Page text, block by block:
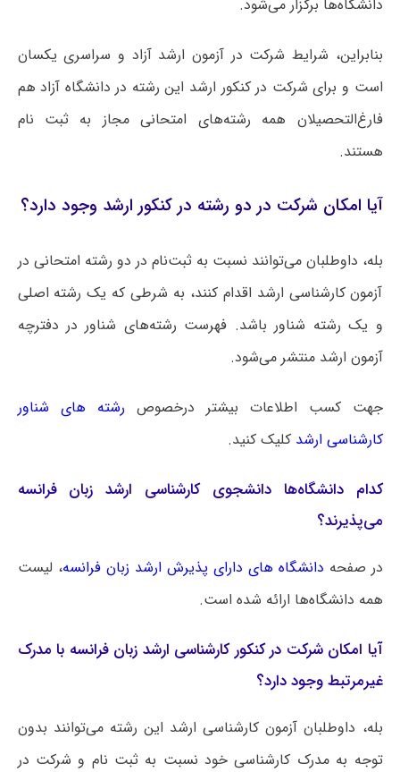
دانشگاه‌ها برگزار می‌شود.
بنابراین، شرایط شرکت در آزمون ارشد آزاد و سراسری یکسان
است و برای شرکت در کنکور ارشد این رشته در دانشگاه آزاد هم
فارغ‌التحصیلان همه رشته‌های امتحانی مجاز به ثبت نام
هستند.
آیا امکان شرکت در دو رشته در کنکور ارشد وجود دارد؟
بله، داوطلبان می‌توانند نسبت به ثبت‌نام در دو رشته امتحانی در
آزمون کارشناسی ارشد اقدام کنند، به شرطی که یک رشته اصلی
و یک رشته شناور باشد. فهرست رشته‌های شناور در دفترچه
آزمون ارشد منتشر می‌شود.
جهت کسب اطلاعات بیشتر درخصوص رشته های شناور
کارشناسی ارشد کلیک کنید.
کدام دانشگاه‌ها دانشجوی کارشناسی ارشد زبان فرانسه
می‌پذیرند؟
در صفحه دانشگاه های دارای پذیرش ارشد زبان فرانسه، لیست
همه دانشگاه‌ها ارائه شده است.
آیا امکان شرکت در کنکور کارشناسی ارشد زبان فرانسه با مدرک
غیرمرتبط وجود دارد؟
بله، داوطلبان آزمون کارشناسی ارشد این رشته می‌توانند بدون
توجه به مدرک کارشناسی خود نسبت به ثبت نام و شرکت در